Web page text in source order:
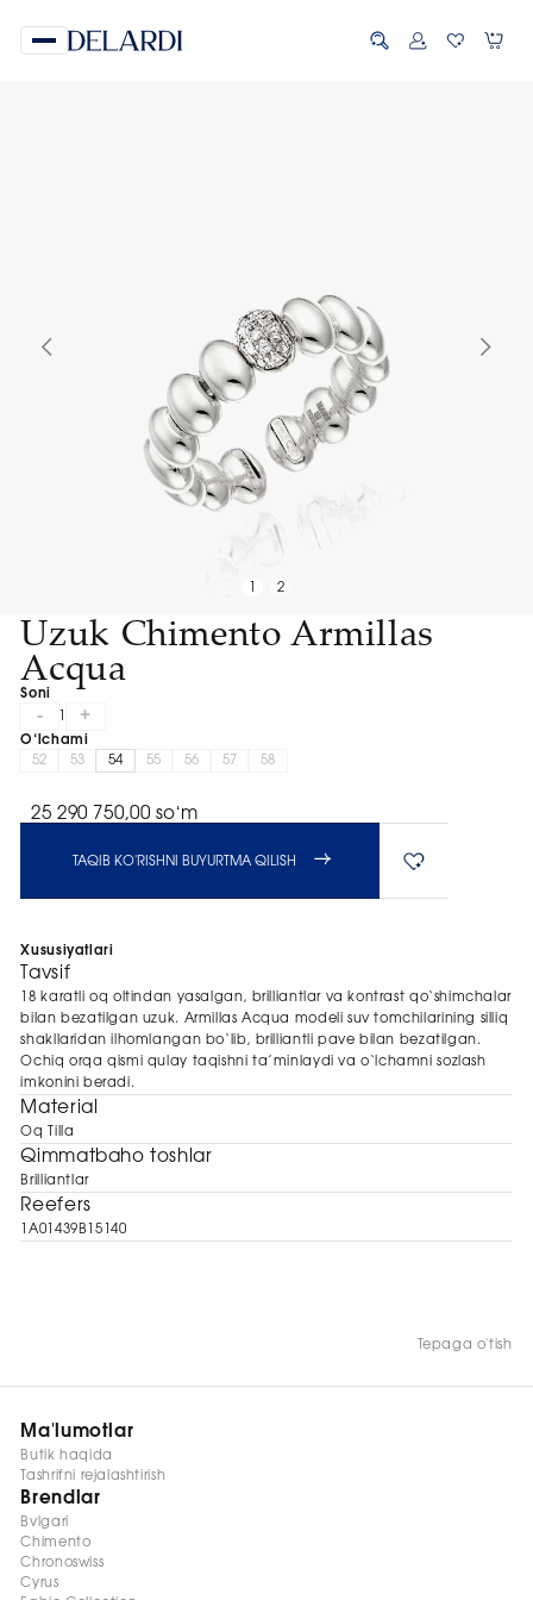
2
Uzuk Chimento Armillas
Acqua
Soni
- +
O‘lchami
52
53 54 55 56 57 58
25 290 750,00 soʻm
TAQIB KO'RISHNI BUYURTMA QILISH
Xususiyatlari
Tavsif
18 karatli oq oltindan yasalgan, brilliantlar va kontrast qo‘shimchalar
bilan bezatilgan uzuk. Armillas Acqua modeli suv tomchilarining silliq
shakllaridan ilhomlangan bo‘lib, brilliantli pave bilan bezatilgan.
Ochiq orqa qismi qulay taqishni ta’minlaydi va o‘lchamni sozlash
imkonini beradi.
Material
Oq Tilla
Qimmatbaho toshlar
Brilliantlar
Reefers
1A01439B15140
Tepaga o'tish
Ma'lumotlar
Butik haqida
Tashrifni rejalashtirish
Brendlar
Bvlgari
Chimento
Chronoswiss
Cyrus